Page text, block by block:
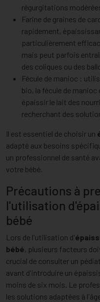
régurgitations
Farine de graines de
rapidement,
particulièrement
mais peut parfois
des coliques ou des
Fécule de manioc :
bio, la fécule de
épaissir le lait des
recherchant des
Il est essentiel de choisir un
adapté aux besoins
un professionnel de santé
votre bébé.
Précautions à
l'utilisation
bébé
Lors de l'utilisation d'
bébé, plusieurs facteurs
crucial de consulter un
avant d'introduire un
moins de six mois. Le
les solutions adaptées à